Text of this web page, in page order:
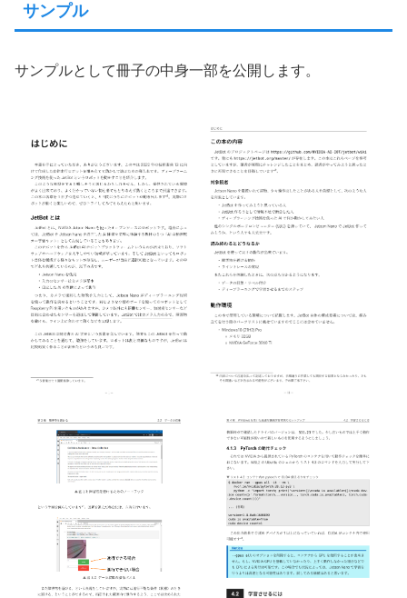
サンプル
サンプルとして冊子の中身一部を公開します。